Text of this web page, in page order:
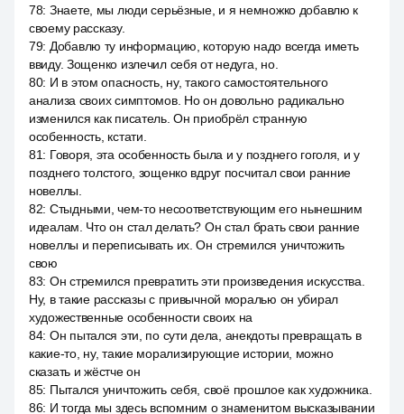
78: Знаете, мы люди серьёзные, и я немножко добавлю к
своему рассказу.
79: Добавлю ту информацию, которую надо всегда иметь
ввиду. Зощенко излечил себя от недуга, но.
80: И в этом опасность, ну, такого самостоятельного
анализа своих симптомов. Но он довольно радикально
изменился как писатель. Он приобрёл странную
особенность, кстати.
81: Говоря, эта особенность была и у позднего гоголя, и у
позднего толстого, зощенко вдруг посчитал свои ранние
новеллы.
82: Стыдными, чем-то несоответствующим его нынешним
идеалам. Что он стал делать? Он стал брать свои ранние
новеллы и переписывать их. Он стремился уничтожить
свою
83: Он стремился превратить эти произведения искусства.
Ну, в такие рассказы с привычной моралью он убирал
художественные особенности своих на
84: Он пытался эти, по сути дела, анекдоты превращать в
какие-то, ну, такие морализирующие истории, можно
сказать и жёстче он
85: Пытался уничтожить себя, своё прошлое как художника.
86: И тогда мы здесь вспомним о знаменитом высказывании